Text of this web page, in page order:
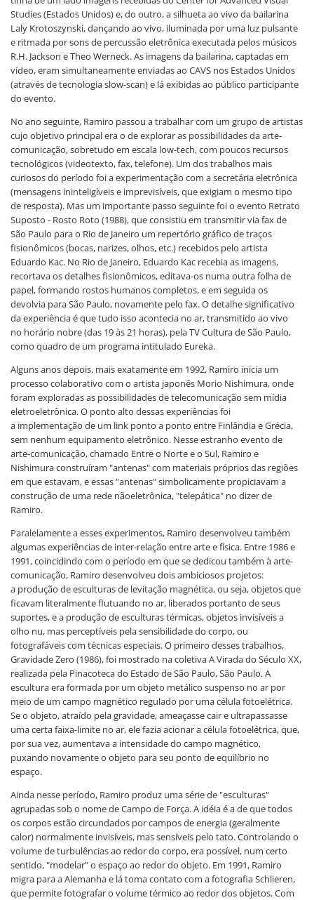
Studies (Estados Unidos) e, do outro, a silhueta ao vivo da bailarina
Laly Krotoszynski, dançando ao vivo, iluminada por uma luz pulsante
e ritmada por sons de percussão eletrônica executada pelos músicos
R.H. Jackson e Theo Werneck. As imagens da bailarina, captadas em
vídeo, eram simultaneamente enviadas ao CAVS nos Estados Unidos
(através de tecnologia slow-scan) e lá exibidas ao público participante
do evento.
No ano seguinte, Ramiro passou a trabalhar com um grupo de artistas
cujo objetivo principal era o de explorar as possibilidades da arte-
comunicação, sobretudo em escala low-tech, com poucos recursos
tecnológicos (videotexto, fax, telefone). Um dos trabalhos mais
curiosos do período foi a experimentação com a secretária eletrônica
(mensagens ininteligíveis e imprevisíveis, que exigiam o mesmo tipo
de resposta). Mas um importante passo seguinte foi o evento Retrato
Suposto - Rosto Roto (1988), que consistiu em transmitir via fax de
São Paulo para o Rio de Janeiro um repertório gráfico de traços
fisionômicos (bocas, narizes, olhos, etc.) recebidos pelo artista
Eduardo Kac. No Rio de Janeiro, Eduardo Kac recebia as imagens,
recortava os detalhes fisionômicos, editava-os numa outra folha de
papel, formando rostos humanos completos, e em seguida os
devolvia para São Paulo, novamente pelo fax. O detalhe significativo
da experiência é que tudo isso acontecia no ar, transmitido ao vivo
no horário nobre (das 19 às 21 horas), pela TV Cultura de São Paulo,
como quadro de um programa intitulado Eureka.
Alguns anos depois, mais exatamente em 1992, Ramiro inicia um
processo colaborativo com o artista japonês Morio Nishimura, onde
foram exploradas as possibilidades de telecomunicação sem mídia
eletroeletrônica. O ponto alto dessas experiências foi
a implementação de um link ponto a ponto entre Finlândia e Grécia,
sem nenhum equipamento eletrônico. Nesse estranho evento de
arte-comunicação, chamado Entre o Norte e o Sul, Ramiro e
Nishimura construíram "antenas" com materiais próprios das regiões
em que estavam, e essas "antenas" simbolicamente propiciavam a
construção de uma rede nãoeletrônica, "telepática" no dizer de
Ramiro.
Paralelamente a esses experimentos, Ramiro desenvolveu também
algumas experiências de inter-relação entre arte e física. Entre 1986 e
1991, coincidindo com o período em que se dedicou também à arte-
comunicação, Ramiro desenvolveu dois ambiciosos projetos:
a produção de esculturas de levitação magnética, ou seja, objetos que
ficavam literalmente flutuando no ar, liberados portanto de seus
suportes, e a produção de esculturas térmicas, objetos invisíveis a
olho nu, mas perceptíveis pela sensibilidade do corpo, ou
fotografáveis com técnicas especiais. O primeiro desses trabalhos,
Gravidade Zero (1986), foi mostrado na coletiva A Virada do Século XX,
realizada pela Pinacoteca do Estado de São Paulo, São Paulo. A
escultura era formada por um objeto metálico suspenso no ar por
meio de um campo magnético regulado por uma célula fotoelétrica.
Se o objeto, atraído pela gravidade, ameaçasse cair e ultrapassasse
uma certa faixa-limite no ar, ele fazia acionar a célula fotoelétrica, que,
por sua vez, aumentava a intensidade do campo magnético,
puxando novamente o objeto para seu ponto de equilíbrio no
espaço.
Ainda nesse período, Ramiro produz uma série de "esculturas"
agrupadas sob o nome de Campo de Força. A idéia é a de que todos
os corpos estão circundados por campos de energia (geralmente
calor) normalmente invisíveis, mas sensíveis pelo tato. Controlando o
volume de turbulências ao redor do corpo, era possível, num certo
sentido, "modelar" o espaço ao redor do objeto. Em 1991, Ramiro
migra para a Alemanha e lá toma contato com a fotografia Schlieren,
que permite fotografar o volume térmico ao redor dos objetos. Com